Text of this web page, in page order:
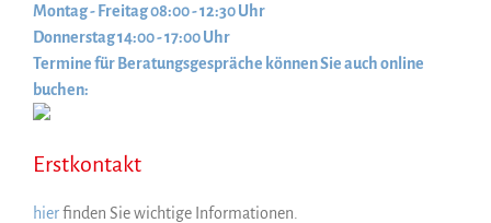
Montag - Freitag 08:00 - 12:30 Uhr
Donnerstag 14:00 - 17:00 Uhr
Termine für Beratungsgespräche können Sie auch online
buchen:
Erstkontakt
hierfinden Sie wichtige Informationen.